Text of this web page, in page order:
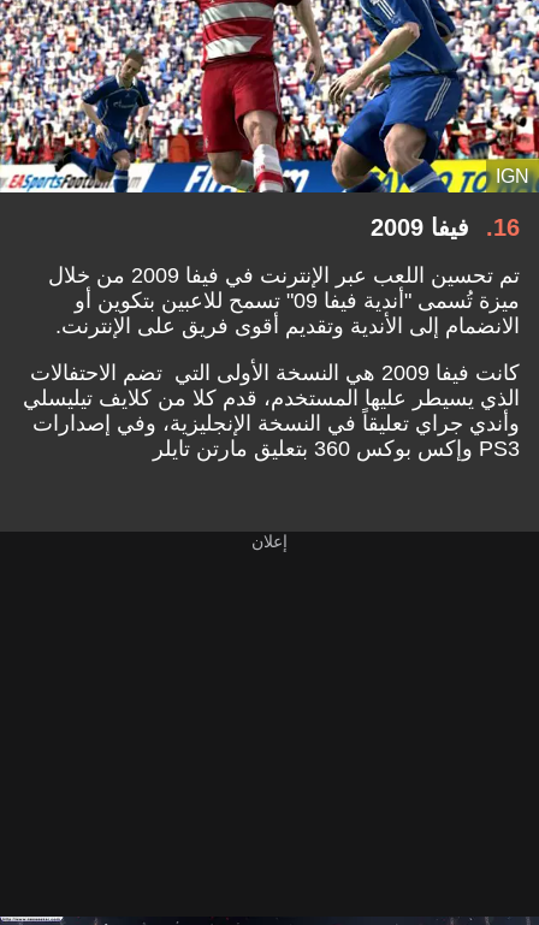
IGN
16 فيفا 2009
تم تحسين اللعب عبر الإنترنت في فيفا 2009 من خلال
ميزة تُسمى "أندية فيفا 09" تسمح للاعبين بتكوين أو
الانضمام إلى الأندية وتقديم أقوى فريق على الإنترنت.
كانت فيفا 2009 هي النسخة الأولى التي تضم الاحتفالات
الذي يسيطر عليها المستخدم، قدم كلا من كلايف تيليسلي
وأندي جراي تعليقاً في النسخة الإنجليزية، وفي إصدارات
PS3 وإكس بوكس 360 بتعليق مارتن تايلر